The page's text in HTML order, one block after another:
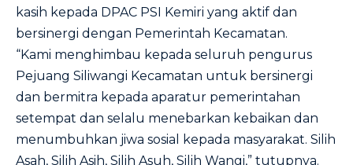
kasih kepada DPAC PSI Kemiri yang aktif dan
bersinergi dengan Pemerintah Kecamatan.
“Kami menghimbau kepada seluruh pengurus
Pejuang Siliwangi Kecamatan untuk bersinergi
dan bermitra kepada aparatur pemerintahan
setempat dan selalu menebarkan kebaikan dan
menumbuhkan jiwa sosial kepada masyarakat. Silih
Asah, Silih Asih, Silih Asuh, Silih Wangi,” tutupnya.